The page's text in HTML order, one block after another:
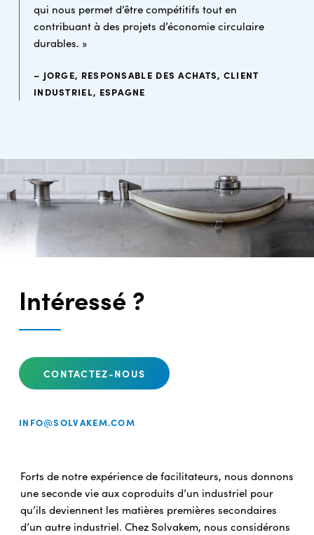
qui nous permet d’être compétitifs tout en
contribuant à des projets d’économie circulaire
durables. »
– JORGE, RESPONSABLE DES ACHATS, CLIENT
INDUSTRIEL, ESPAGNE
Intéressé ?
CONTACTEZ-NOUS
INFO@SOLVAKEM.COM
Forts de notre expérience de facilitateurs, nous donnons
une seconde vie aux coproduits d’un industriel pour
qu’ils deviennent les matières premières secondaires
d’un autre industriel. Chez Solvakem, nous considérons